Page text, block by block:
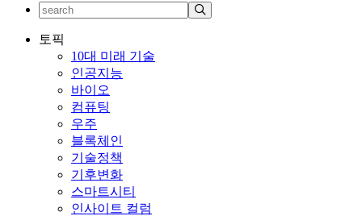
토픽
10대 미래 기술
인공지능
바이오
컴퓨팅
우주
블록체인
기술정책
기후변화
스마트시티
인사이트 컬럼